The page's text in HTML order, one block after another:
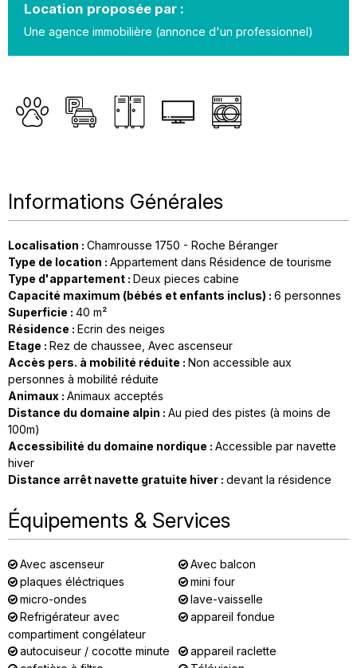
Location proposée par :
Une agence immobilière (annonce d'un professionnel)
Informations Générales
Localisation : Chamrousse 1750 - Roche Béranger
Type de location : Appartement dans Résidence de tourisme
Type d'appartement : Deux pieces cabine
Capacité maximum (bébés et enfants inclus) : 6 personnes
Superficie : 40 m²
Résidence : Ecrin des neiges
Etage : Rez de chaussee Avec ascenseur
Accès pers. à mobilité réduite : Non accessible aux
personnes à mobilité réduite
Animaux : Animaux acceptés
Distance du domaine alpin : Au pied des pistes (à moins de
100m)
Accessibilité du domaine nordique : Accessible par navette
hiver
Distance arrêt navette gratuite hiver : devant la résidence
Équipements & Services
Avec ascenseur
Avec balcon
plaques éléctriques
mini four
micro-ondes
lave-vaisselle
Refrigérateur avec
compartiment congélateur
appareil fondue
autocuiseur / cocotte minute
appareil raclette